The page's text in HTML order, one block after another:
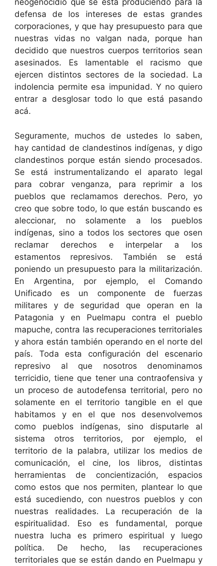
neogenocidio que se está produciendo para la
defensa de los intereses de estas grandes
corporaciones, y que hay presupuesto para que
nuestras vidas no valgan nada, porque han
decidido que nuestros cuerpos territorios sean
asesinados. Es lamentable el racismo que
ejercen distintos sectores de la sociedad. La
indolencia permite esa impunidad. Y no quiero
entrar a desglosar todo lo que está pasando
acá.
Seguramente, muchos de ustedes lo saben,
hay cantidad de clandestinos indígenas, y digo
clandestinos porque están siendo procesados.
Se está instrumentalizando el aparato legal
para cobrar venganza, para reprimir a los
pueblos que reclamamos derechos. Pero, yo
creo que sobre todo, lo que están buscando es
aleccionar, no solamente a los pueblos
indígenas, sino a todos los sectores que osen
reclamar derechos e interpelar a los
estamentos represivos. También se está
poniendo un presupuesto para la militarización.
En Argentina, por ejemplo, el Comando
Unificado es un componente de fuerzas
militares y de seguridad que operan en la
Patagonia y en Puelmapu contra el pueblo
mapuche, contra las recuperaciones territoriales
y ahora están también operando en el norte del
país. Toda esta configuración del escenario
represivo al que nosotros denominamos
terricidio, tiene que tener una contraofensiva y
un proceso de autodefensa territorial, pero no
solamente en el territorio tangible en el que
habitamos y en el que nos desenvolvemos
como pueblos indígenas, sino disputarle al
sistema otros territorios, por ejemplo, el
territorio de la palabra, utilizar los medios de
comunicación, el cine, los libros, distintas
herramientas de concientización, espacios
como estos que nos permiten, plantear lo que
está sucediendo, con nuestros pueblos y con
nuestras realidades. La recuperación de la
espiritualidad. Eso es fundamental, porque
nuestra lucha es primero espiritual y luego
política. De hecho, las recuperaciones
territoriales que se están dando en Puelmapu y